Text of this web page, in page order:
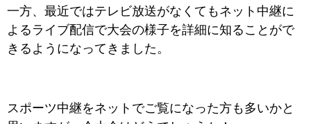
一方、最近ではテレビ放送がなくてもネット中継に
よるライブ配信で大会の様子を詳細に知ることがで
きるようになってきました。
スポーツ中継をネットでご覧になった方も多いかと